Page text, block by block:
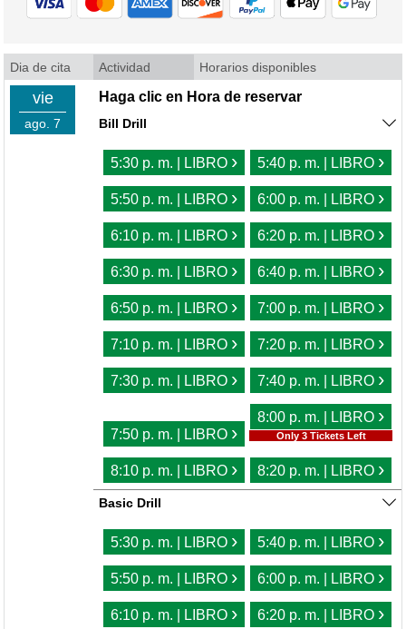
Dia de cita Actividad Horarios disponibles
vie
ago. 7
Haga clic en Hora de reservar
Bill Drill
5:30 p. m. | LIBRO › 5:40 p. m. | LIBRO ›
5:50 p. m. | LIBRO › 6:00 p. m. | LIBRO ›
6:10 p. m. | LIBRO › 6:20 p. m. | LIBRO ›
6:30 p. m. | LIBRO › 6:40 p. m. | LIBRO ›
6:50 p. m. | LIBRO › 7:00 p. m. | LIBRO ›
7:10 p. m. | LIBRO › 7:20 p. m. | LIBRO ›
7:30 p. m. | LIBRO › 7:40 p. m. | LIBRO ›
7:50 p. m. | LIBRO ›
8:00 p. m. | LIBRO ›
Only 3 Tickets Left
8:10 p. m. | LIBRO › 8:20 p. m. | LIBRO ›
Basic Drill
5:30 p. m. | LIBRO › 5:40 p. m. | LIBRO ›
5:50 p. m. | LIBRO › 6:00 p. m. | LIBRO ›
6:10 p. m. | LIBRO › 6:20 p. m. | LIBRO ›